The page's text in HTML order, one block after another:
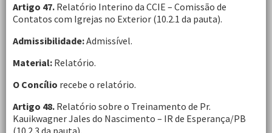
Artigo 47. Relatório Interino da CCIE – Comissão de
Contatos com Igrejas no Exterior (10.2.1 da pauta).
Admissibilidade:Admissível.
Material: Relatório.
O Concílio recebe o relatório.
Artigo 48. Relatório sobre o Treinamento de Pr.
Kauikwagner Jales do Nascimento – IR de Esperança/PB
(10.2.3 da pauta).